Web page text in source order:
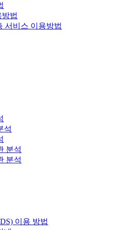
법
서비스 이용방법
석
분석
분석
이용 방법